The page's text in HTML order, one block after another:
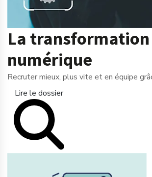
La transformation
numérique
Recruter mieux, plus vite et en équipe
Lire le dossier